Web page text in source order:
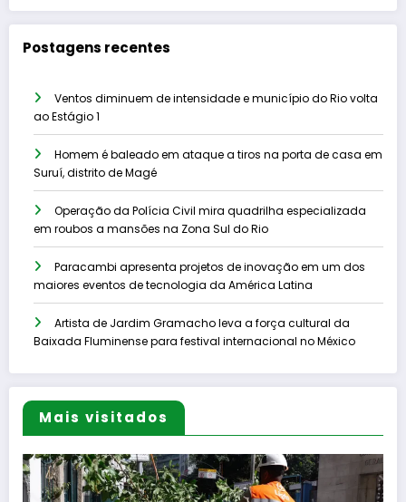
Postagens recentes
Ventos diminuem de intensidade e município do Rio volta
ao Estágio 1
Homem é baleado em ataque a tiros na porta de casa em
Suruí, distrito de Magé
Operação da Polícia Civil mira quadrilha especializada
em roubos a mansões na Zona Sul do Rio
Paracambi apresenta projetos de inovação em um dos
maiores eventos de tecnologia da América Latina
Artista de Jardim Gramacho leva a força cultural da
Baixada Fluminense para festival internacional no México
Mais visitados